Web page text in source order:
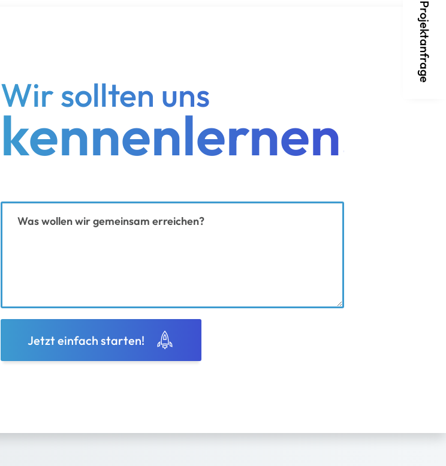
Wir sollten uns
kennenlernen!
Jetzt einfach starten!
Projektanfrage